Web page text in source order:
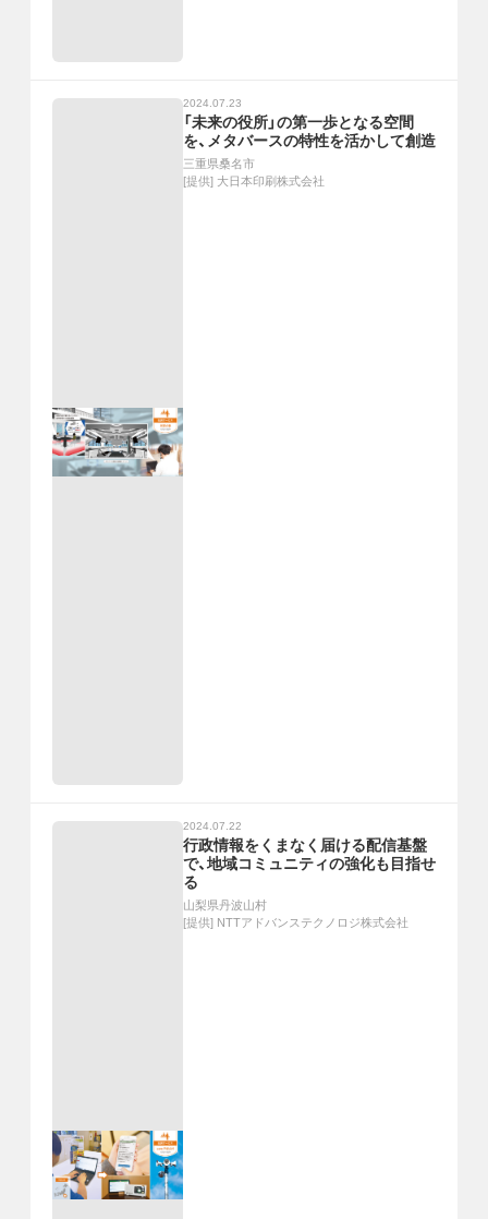
2024.07.23
「未来の役所」の第一歩となる空間
を、メタバースの特性を活かして創造
三重県桑名市
[提供] 大日本印刷株式会社
2024.07.22
行政情報をくまなく届ける配信基盤
で、地域コミュニティの強化も目指せ
る
山梨県丹波山村
[提供] NTTアドバンステクノロジ株式会社